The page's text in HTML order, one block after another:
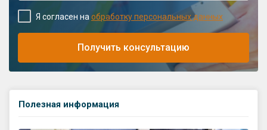
Получить консультацию
Я согласен наобработку персональных данных
Полезная информация